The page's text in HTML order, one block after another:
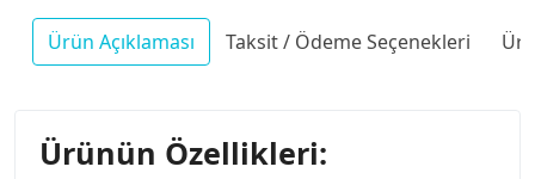
Ürün Açıklaması Taksit / Ödeme Seçenekleri
Ürünün Özellikleri: